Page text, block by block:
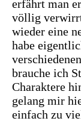
erfährt man
völlig
wieder eine
habe
brauche ich
Charaktere
gelang mir
einfach zu